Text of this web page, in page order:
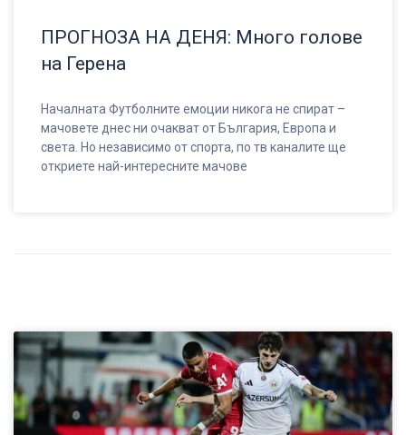
ПРОГНОЗА НА ДЕНЯ: Много голове
на Герена
Началната Футболните емоции никога не спират –
мачовете днес ни очакват от България, Европа и
света. Но независимо от спорта, по тв каналите ще
откриете най-интересните мачове